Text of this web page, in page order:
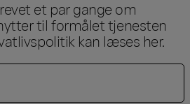
et par gange om
til formålet tjenesten
kan læses her.